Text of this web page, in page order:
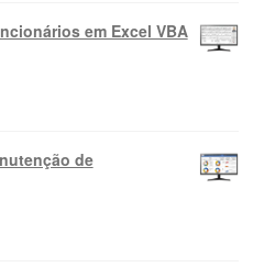
em Excel VBA
de